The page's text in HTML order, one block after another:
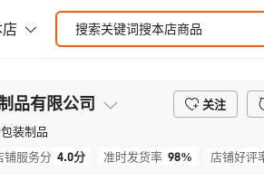
品有限公司
关注
装制品
铺服务分 4.0分 准时发货率 98% 店铺好评